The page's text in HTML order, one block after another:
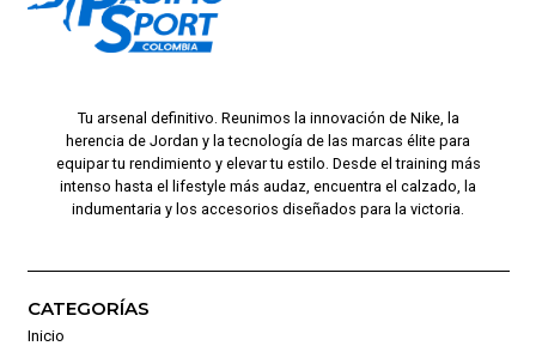
Tu arsenal definitivo. Reunimos la innovación de Nike, la
herencia de Jordan y la tecnología de las marcas élite para
equipar tu rendimiento y elevar tu estilo. Desde el training más
intenso hasta el lifestyle más audaz, encuentra el calzado, la
indumentaria y los accesorios diseñados para la victoria.
CATEGORÍAS
Inicio